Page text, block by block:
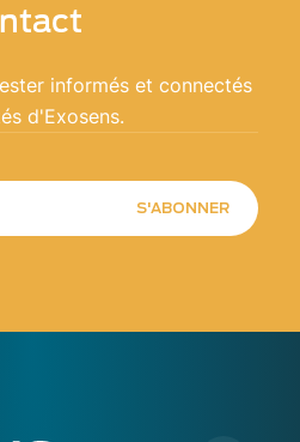
informés et connectés
d'Exosens.
S'ABONNER